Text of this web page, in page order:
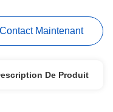
Contact Maintenant
De Produit